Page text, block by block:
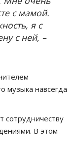
с мамой.
я с
с ней, –
музыка навсегда
сотрудничеству
В этом